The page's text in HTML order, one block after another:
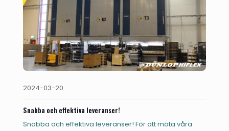
2024-03-20
Snabba och effektiva leveranser!
Snabba och effektiva leveranser! För att möta våra